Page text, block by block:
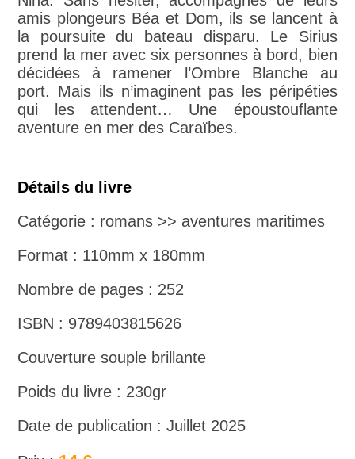
amis plongeurs Béa et Dom, ils se lancent à
la poursuite du bateau disparu. Le Sirius
prend la mer avec six personnes à bord, bien
décidées à ramener l’Ombre Blanche au
port. Mais ils n’imaginent pas les péripéties
qui les attendent… Une époustouflante
aventure en mer des Caraïbes.
Détails du livre
Catégorie : romans >> aventures maritimes
Format : 110mm x 180mm
Nombre de pages : 252
ISBN : 9789403815626
Couverture souple brillante
Poids du livre : 230gr
Date de publication : Juillet 2025